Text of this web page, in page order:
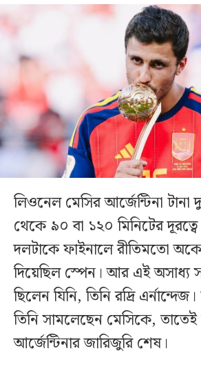
লিওনেল মেসির আর্জেন্টিনা টানা
থেকে ৯০ বা ১২০ মিনিটের
দলটাকে ফাইনালে রীতিমতো
দিয়েছিল স্পেন। আর এই অসাধ্য
ছিলেন যিনি, তিনি রদ্রি
তিনি সামলেছেন মেসিকে,
আর্জেন্টিনার জারিজুরি শেষ।